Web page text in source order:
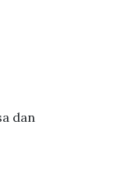
dan